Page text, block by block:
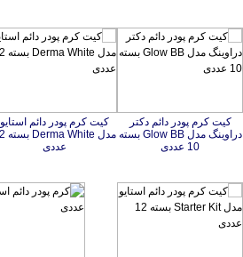
کیت کرم پودر دائم دکتر
دراوینگ مدل Glow BB بسته
10 عددی
کیت کرم پودر دائم استایو
مدل Derma White بسته 12
عددی